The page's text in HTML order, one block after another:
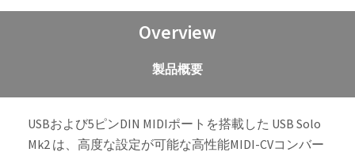
Overview
製品概要
USBおよび5ピンDIN MIDIポートを搭載した USB Solo
Mk2 は、高度な設定が可能な高性能MIDI-CVコンバー